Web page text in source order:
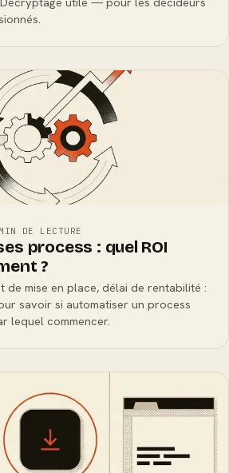
DE LECTURE
process : quel ROI
?
de mise en place, délai de rentabilité :
savoir si automatiser un process
lequel commencer.